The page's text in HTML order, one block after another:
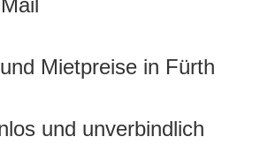
Mietpreise in Fürth
und unverbindlich